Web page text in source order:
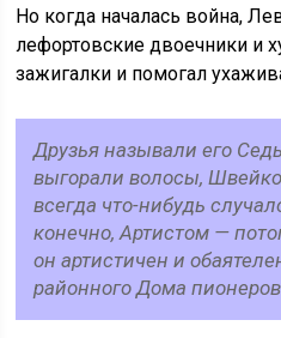
Но когда началась война,
лефортовские двоечники и
зажигалки и помогал
Друзья называли его
выгорали волосы,
всегда что-нибудь
конечно, Артистом —
он артистичен и
районного Дома